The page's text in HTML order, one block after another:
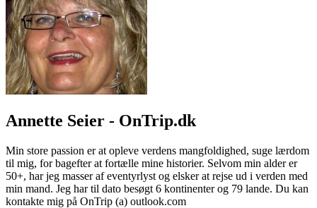
Annette Seier - OnTrip.dk
Min store passion er at opleve verdens mangfoldighed, suge lærdom
til mig, for bagefter at fortælle mine historier. Selvom min alder er
50+, har jeg masser af eventyrlyst og elsker at rejse ud i verden med
min mand. Jeg har til dato besøgt 6 kontinenter og 79 lande. Du kan
kontakte mig på OnTrip (a) outlook.com